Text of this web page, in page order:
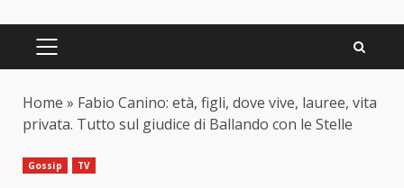
PRIMARY
Home » Fabio Canino: età, figli, dove vive, lauree, vita
privata. Tutto sul giudice di Ballando con le Stelle
Gossip TV